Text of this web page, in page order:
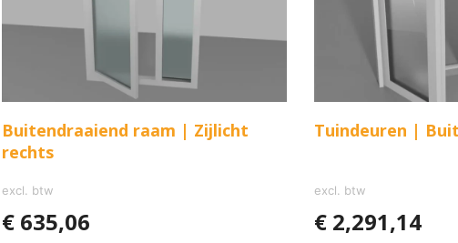
Buitendraaiend raam | Zijlicht
rechts
excl. btw
€ 635,06
Tuindeuren |
excl. btw
€2,291,14